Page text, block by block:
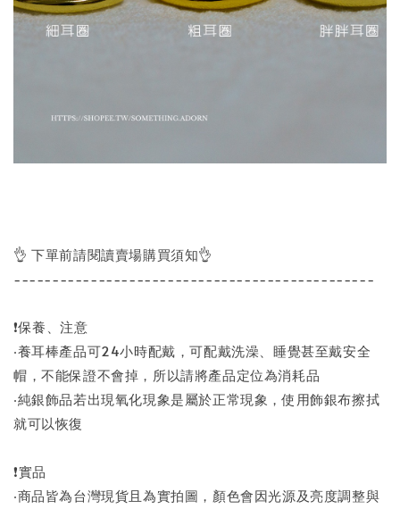
👌 下單前請閱讀賣場購買須知👌
-----------------------------------------------
❗保養、注意
‧養耳棒產品可24小時配戴，可配戴洗澡、睡覺甚至戴安全
帽，不能保證不會掉，所以請將產品定位為消耗品
‧純銀飾品若出現氧化現象是屬於正常現象，使用飾銀布擦拭
就可以恢復
❗實品
‧商品皆為台灣現貨且為實拍圖，顏色會因光源及亮度調整與